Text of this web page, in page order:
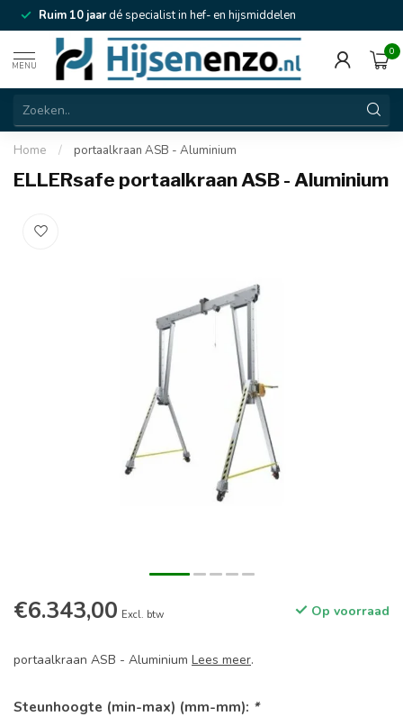
Ruim 10 jaardé specialist in hef- en hijsmiddelen
MENU
0
Home / portaalkraan ASB - Aluminium
ELLERsafe portaalkraan ASB - Aluminium
€6.343,00 Excl. btw Op voorraad
portaalkraan ASB - Aluminium Lees meer.
Steunhoogte (min-max) (mm-mm): *